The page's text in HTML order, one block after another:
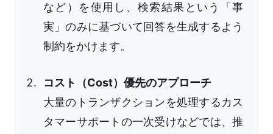
など）を使用し、検索結果という「事
実」のみに基づいて回答を生成するよう
制約をかけます。
コスト（Cost）優先のアプローチ
大量のトランザクションを処理するカス
タマーサポートの一次受けなどでは、推